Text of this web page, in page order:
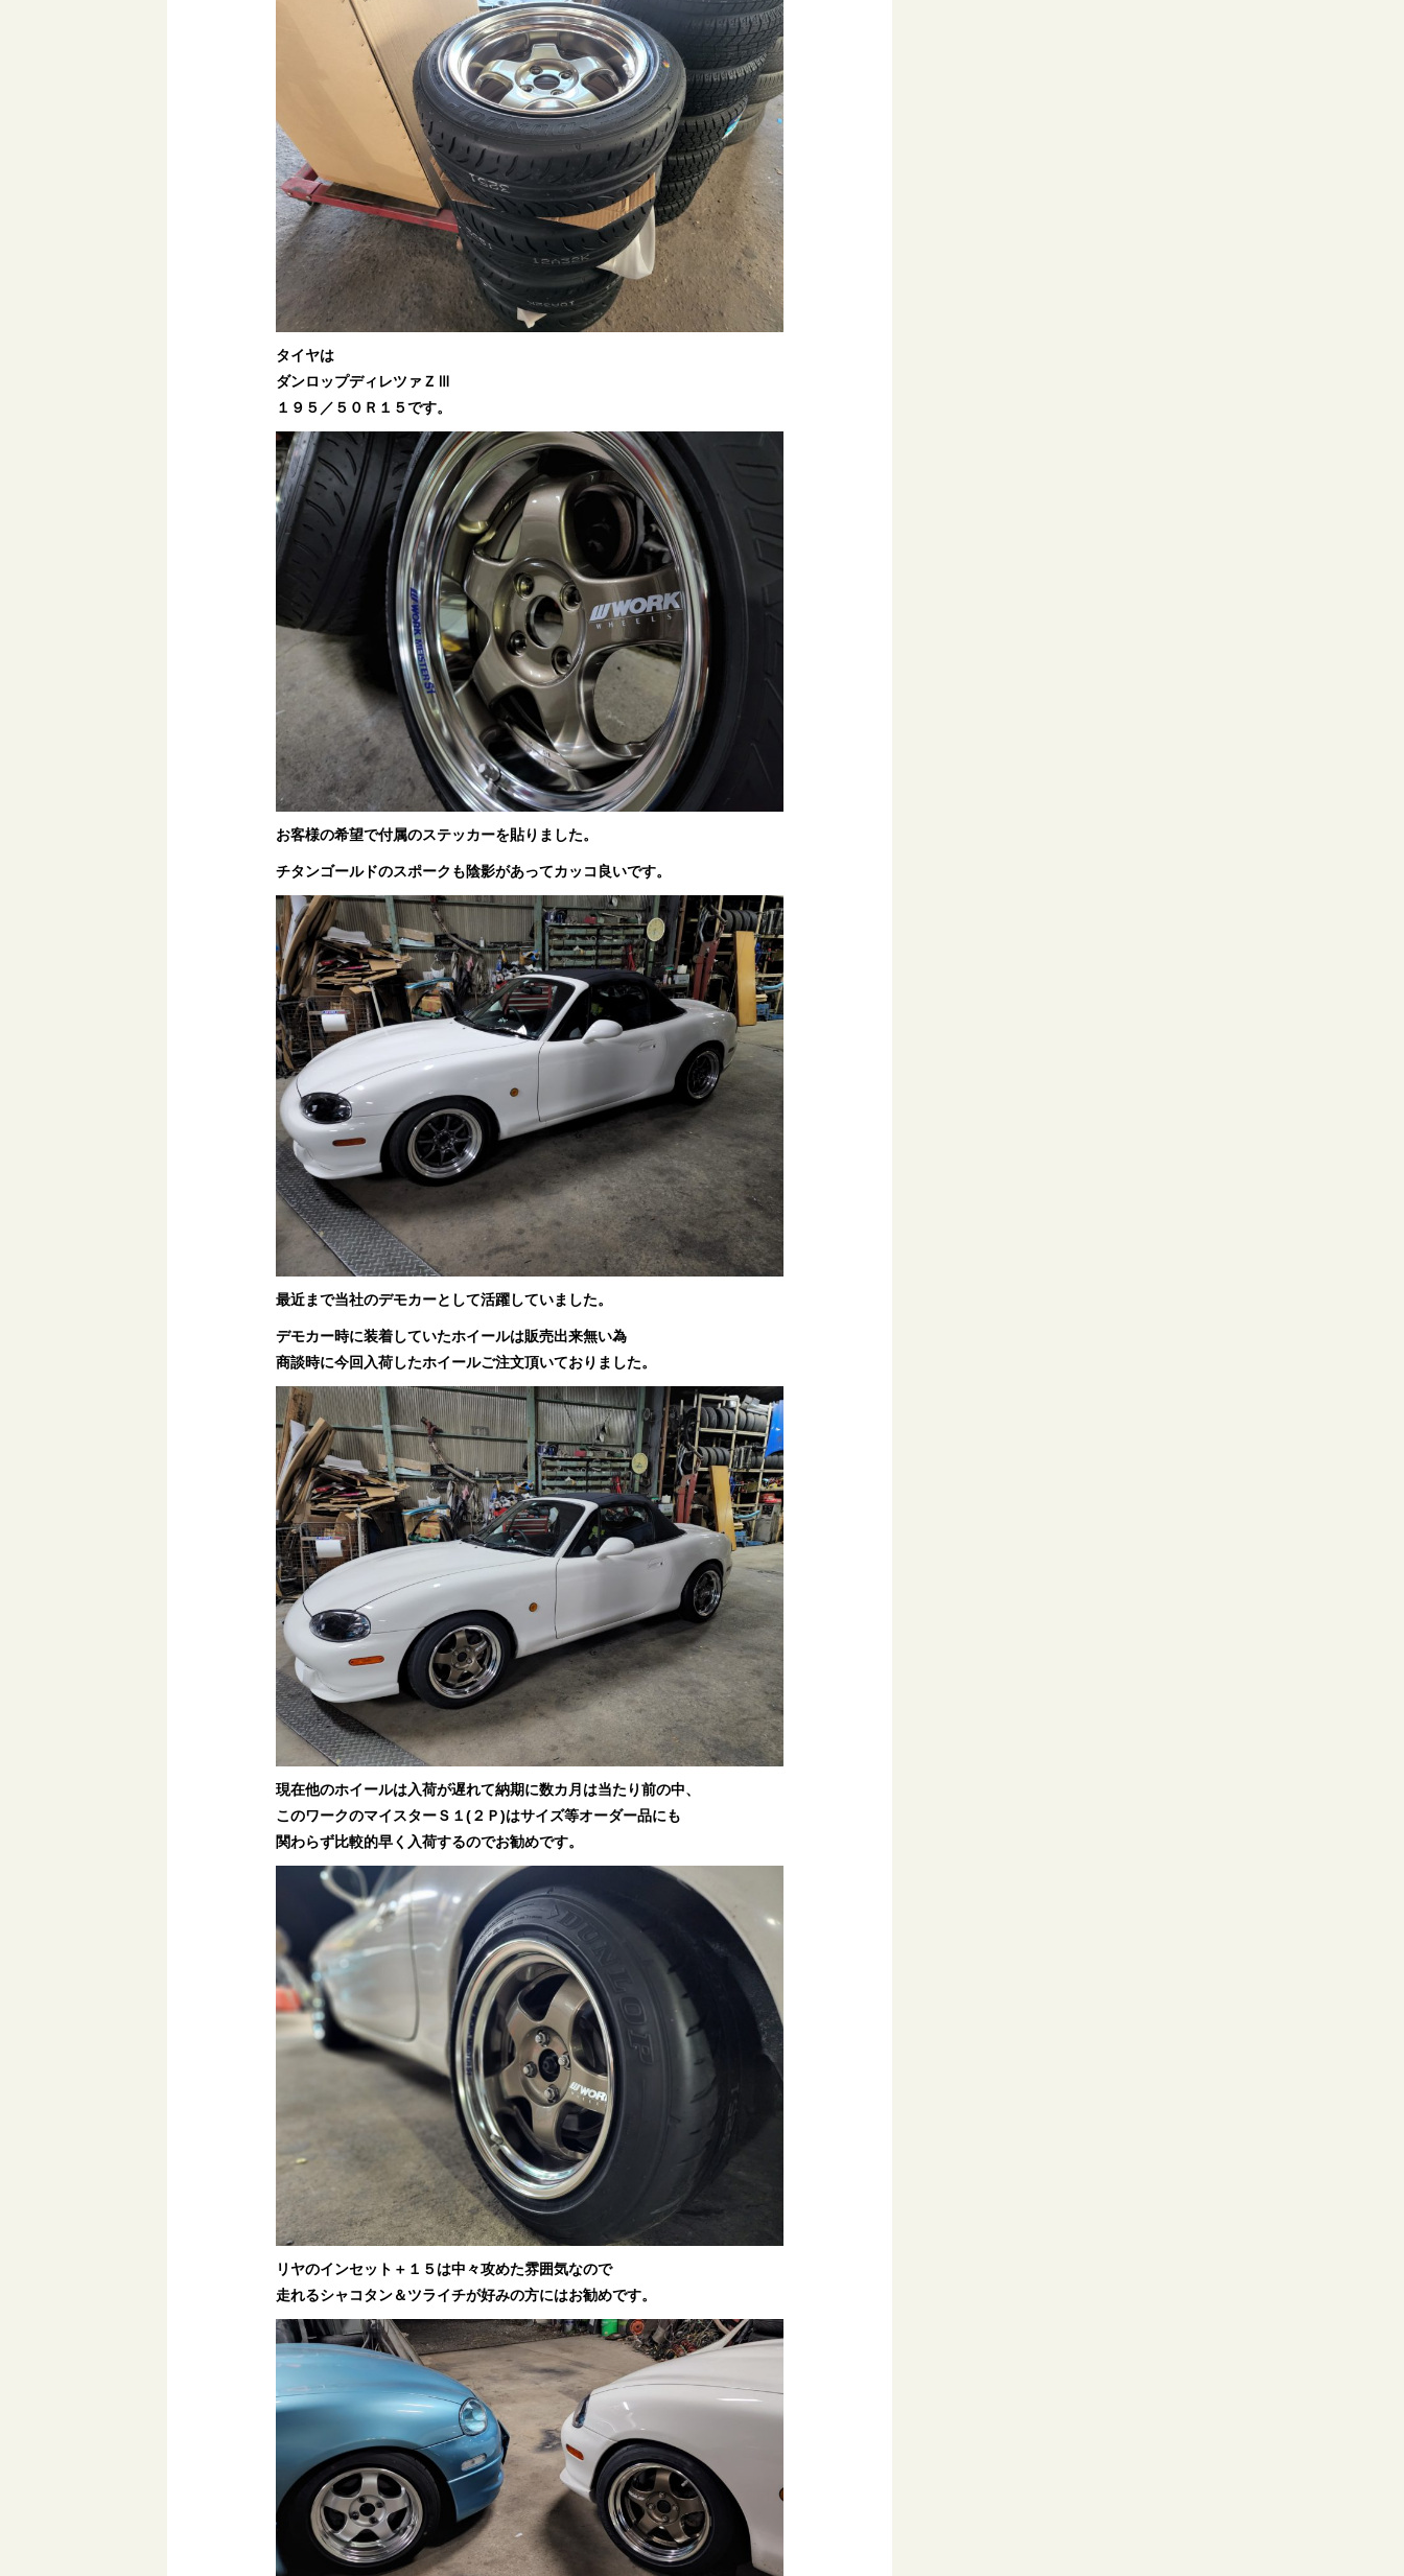
タイヤは
ダンロップディレツァＺⅢ
１９５／５０Ｒ１５です。
お客様の希望で付属のステッカーを貼りました。
チタンゴールドのスポークも陰影があってカッコ良いです。
最近まで当社のデモカーとして活躍していました。
デモカー時に装着していたホイールは販売出来無い為
商談時に今回入荷したホイールご注文頂いておりました。
現在他のホイールは入荷が遅れて納期に数カ月は当たり前の中、
このワークのマイスターＳ１(２Ｐ)はサイズ等オーダー品にも
関わらず比較的早く入荷するのでお勧めです。
リヤのインセット＋１５は中々攻めた雰囲気なので
走れるシャコタン＆ツライチが好みの方にはお勧めです。